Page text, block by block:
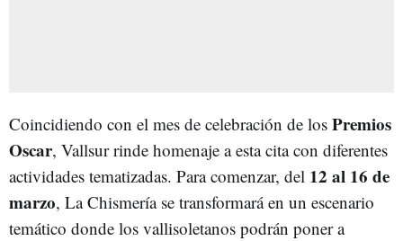
Coincidiendo con el mes de celebración de los Premios
Oscar, Vallsur rinde homenaje a esta cita con diferentes
actividades tematizadas. Para comenzar, del 12 al 16 de
marzo, La Chismería se transformará en un escenario
temático donde los vallisoletanos podrán poner a